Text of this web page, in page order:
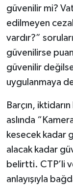
güvenilir mi?
edilmeyen
vardır?”
güvenilirse puan
güvenilir
uygulanmaya
Barçın,
aslında
kesecek kadar
alacak kadar
belirtti. CTP’li
anlayışıyla